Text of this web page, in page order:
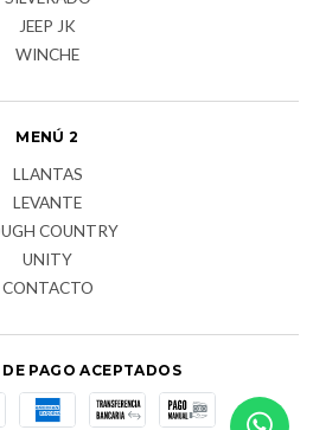
JEEP JK
WINCHE
MENÚ 2
LLANTAS
LEVANTE
COUNTRY
UNITY
CONTACTO
PAGO ACEPTADOS